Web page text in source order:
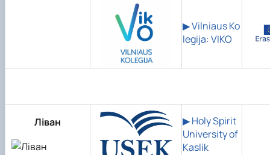
▶Vilniaus Ko
legija: VIKO
Ліван
▶ Holy Spirit
University of
Kaslik